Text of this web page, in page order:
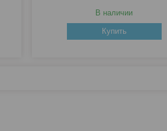
В наличии
Купить